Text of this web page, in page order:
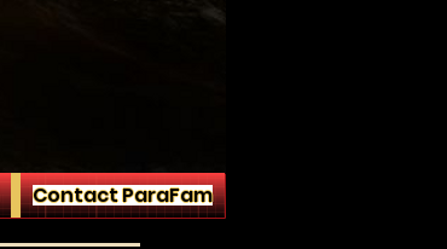
Contact ParaFam